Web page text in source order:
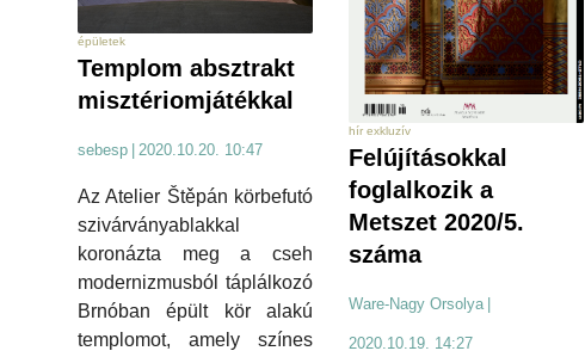
épületek
Templom absztrakt
misztériomjátékkal
sebesp 2020.10.20. 10:47
Az Atelier Štěpán körbefutó
szivárványablakkal
koronázta meg a cseh
modernizmusból táplálkozó
Brnóban épült kör alakú
templomot, amely színes
hír exkluzív
Felújításokkal
foglalkozik a
Metszet 2020/5.
száma
Ware-Nagy Orsolya |
2020.10.19. 14:27